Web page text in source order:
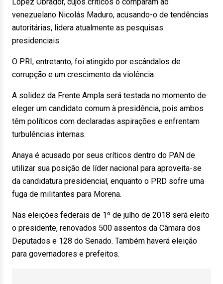
venezuelano Nicolás Maduro, acusando-o de tendências
autoritárias, lidera atualmente as pesquisas
presidenciais.
O PRI, entretanto, foi atingido por escândalos de
corrupção e um crescimento da violência.
A solidez da Frente Ampla será testada no momento de
eleger um candidato comum à presidência, pois ambos
têm políticos com declaradas aspirações e enfrentam
turbulências internas.
Anaya é acusado por seus críticos dentro do PAN de
utilizar sua posição de líder nacional para aproveita-se
da candidatura presidencial, enquanto o PRD sofre uma
fuga de militantes para Morena.
Nas eleições federais de 1º de julho de 2018 será eleito
o presidente, renovados 500 assentos da Câmara dos
Deputados e 128 do Senado. Também haverá eleição
para governadores e prefeitos.